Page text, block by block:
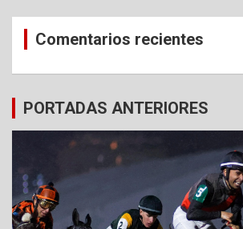
Comentarios recientes
PORTADAS ANTERIORES